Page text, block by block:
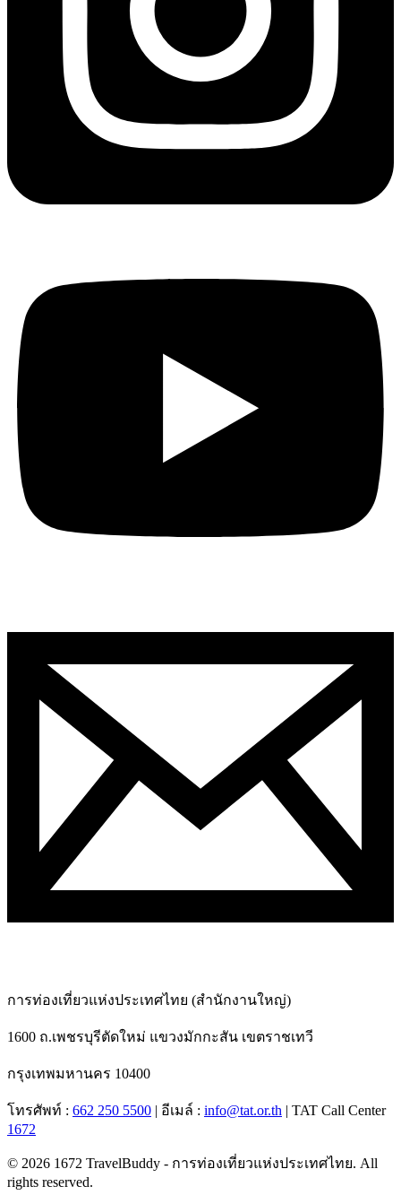
การท่องเที่ยวแห่งประเทศไทย (สำนักงานใหญ่)
1600 ถ.เพชรบุรีตัดใหม่ แขวงมักกะสัน เขตราชเทวี
กรุงเทพมหานคร 10400
โทรศัพท์ : 662 250 5500 | อีเมล์ : info@tat.or.th | TAT Call Center
1672
© 2026 1672 TravelBuddy - การท่องเที่ยวแห่งประเทศไทย. All
rights reserved.